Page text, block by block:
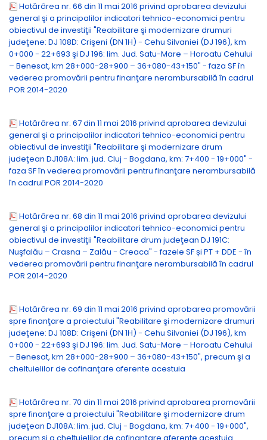
Hotărârea nr. 66 din 11 mai 2016 privind aprobarea devizului
general şi a principalilor indicatori tehnico-economici pentru
obiectivul de investiţii "Reabilitare şi modernizare drumuri
judeţene: DJ 108D: Crişeni (DN 1H) - Cehu Silvaniei (DJ 196), km
0+000 - 22+693 şi DJ 196: lim. Jud. Satu-Mare – Horoatu Cehului
– Benesat, km 28+000-28+900 – 36+080-43+150" - faza SF în
vederea promovării pentru finanţare nerambursabilă în cadrul
POR 2014-2020
Hotărârea nr. 67 din 11 mai 2016 privind aprobarea devizului
general şi a principalilor indicatori tehnico-economici pentru
obiectivul de investiţii "Reabilitare şi modernizare drum
judeţean DJ108A: lim. jud. Cluj - Bogdana, km: 7+400 - 19+000" -
faza SF în vederea promovării pentru finanţare nerambursabilă
în cadrul POR 2014-2020
Hotărârea nr. 68 din 11 mai 2016 privind aprobarea devizului
general şi a principalilor indicatori tehnico-economici pentru
obiectivul de investiţii "Reabilitare drum judeţean DJ 191C:
Nuşfalău – Crasna – Zalău - Creaca" - fazele SF și PT + DDE - în
vederea promovării pentru finanţare nerambursabilă în cadrul
POR 2014-2020
Hotărârea nr. 69 din 11 mai 2016 privind aprobarea promovării
spre finanţare a proiectului "Reabilitare şi modernizare drumuri
judeţene: DJ 108D: Crişeni (DN 1H) - Cehu Silvaniei (DJ 196), km
0+000 - 22+693 şi DJ 196: lim. Jud. Satu-Mare – Horoatu Cehului
– Benesat, km 28+000-28+900 – 36+080-43+150", precum şi a
cheltuielilor de cofinanţare aferente acestuia
Hotărârea nr. 70 din 11 mai 2016 privind aprobarea promovării
spre finanţare a proiectului "Reabilitare şi modernizare drum
judeţean DJ108A: lim. jud. Cluj - Bogdana, km: 7+400 - 19+000",